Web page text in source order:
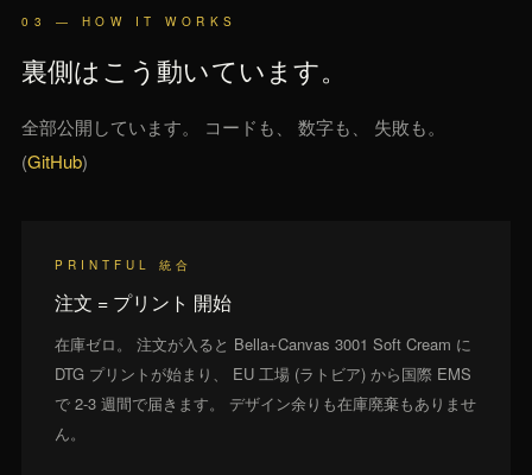
03 — HOW IT WORKS
裏側はこう動いています。
全部公開しています。 コードも、 数字も、 失敗も。
(GitHub)
PRINTFUL 統合
注文 = プリント 開始
在庫ゼロ。 注文が入ると Bella+Canvas 3001 Soft Cream に
DTG プリントが始まり、 EU 工場 (ラトビア) から国際 EMS
で 2-3 週間で届きます。 デザイン余りも在庫廃棄もありませ
ん。